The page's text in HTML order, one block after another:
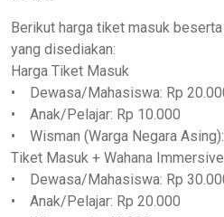
Berikut harga tiket masuk
yang disediakan:
Harga Tiket Masuk
• Dewasa/Mahasiswa: Rp
• Anak/Pelajar: Rp 10.000
• Wisman (Warga Negara
Tiket Masuk + Wahana Immersive
• Dewasa/Mahasiswa: Rp
• Anak/Pelajar: Rp 20.000